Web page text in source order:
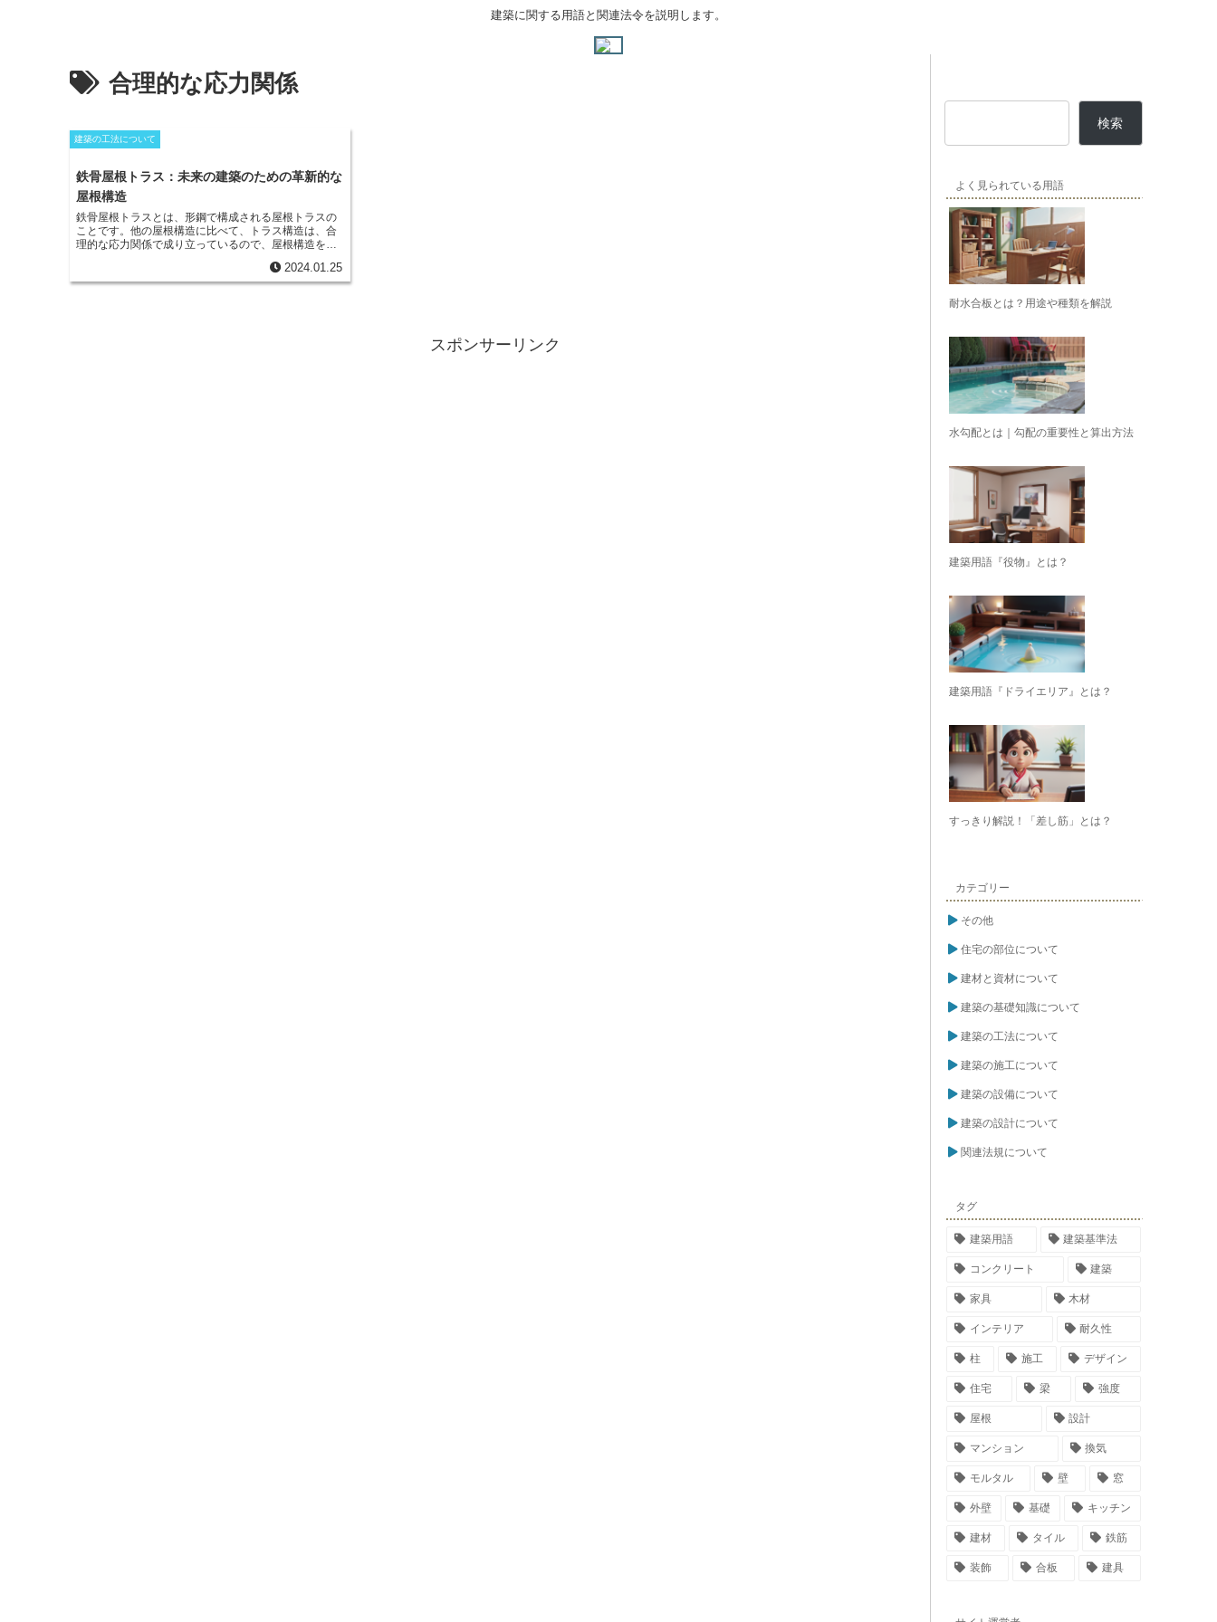
建築に関する用語と関連法令を説明します。
合理的な応力関係
建築の工法について
鉄骨屋根トラス：未来の建築のための革新的な
屋根構造
鉄骨屋根トラスとは、形鋼で構成される屋根トラスの
ことです。他の屋根構造に比べて、トラス構造は、合
理的な応力関係で成り立っているので、屋根構造を少
必要とせず人力で工事できるため、通常よりも工期短
縮が可能である、植栽やベンチなどのレイアウトの自
2024.01.25
スポンサーリンク
検索
よく見られている用語
耐水合板とは？用途や種類を解説
水勾配とは｜勾配の重要性と算出方法
建築用語『役物』とは？
建築用語『ドライエリア』とは？
すっきり解説！「差し筋」とは？
カテゴリー
その他
住宅の部位について
建材と資材について
建築の基礎知識について
建築の工法について
建築の施工について
建築の設備について
建築の設計について
関連法規について
タグ
建築用語 建築基準法
コンクリート 建築
家具 木材
インテリア 耐久性
柱 施工 デザイン
住宅 梁 強度
屋根 設計
マンション 換気
モルタル 壁 窓
外壁 基礎 キッチン
建材 タイル 鉄筋
装飾 合板 建具